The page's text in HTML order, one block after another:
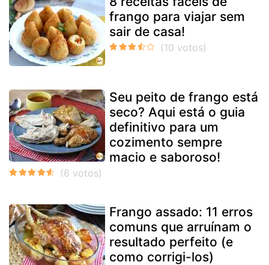
frango para viajar sem
sair de casa!
Seu peito de frango está
seco? Aqui está o guia
definitivo para um
cozimento sempre
macio e saboroso!
Frango assado: 11 erros
comuns que arruínam o
resultado perfeito (e
como corrigi-los)